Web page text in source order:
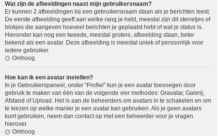
Wat zijn de afbeeldingen naast mijn gebruikersnaam?
Er kunnen 2 afbeeldingen bij een gebruikersnaam staan als je berichten leest.
De eerste afbeelding geeft aan welke rang je hebt, meestal zijn dit sterretjes of
blokjes die aangeven hoeveel berichten je geplaatst hebt of wat je status is.
Hieronder kan nog een tweede, meestal grotere, afbeelding staan, beter
bekend als een avatar. Deze afbeelding is meestal uniek of persoonlijk voor
iedere gebruiker.
Omhoog
Hoe kan ik een avatar instellen?
In je Gebruikerspaneel, onder “Profiel” kun je een avatar toevoegen door
gebruik te maken van één van de volgende vier methodes: Gravatar, Galerij,
Afstand of Upload. Het is aan de beheerders om avatars in te schakelen en om
te kiezen op welke manier je een avatar kan gebruiken. Als je geen avatars
kunt gebruiken, neem dan contact op met een beheerder voor je vragen
hierover.
Omhoog